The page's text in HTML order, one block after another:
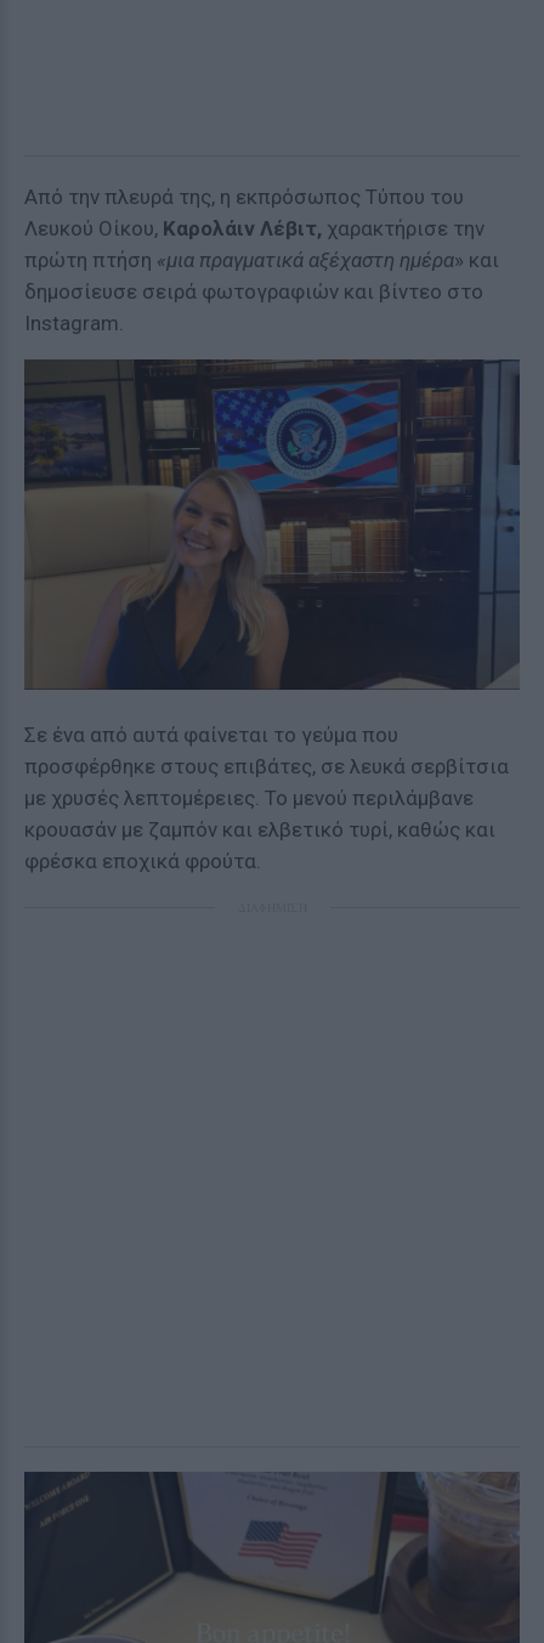
Από την πλευρά της, η εκπρόσωπος Τύπου του
Λευκού Οίκου, Καρολάιν Λέβιτ, χαρακτήρισε την
πρώτη πτήση «μια πραγματικά αξέχαστη ημέρα» και
δημοσίευσε σειρά φωτογραφιών και βίντεο στο
Instagram.
Σε ένα από αυτά φαίνεται το γεύμα που
προσφέρθηκε στους επιβάτες, σε λευκά σερβίτσια
με χρυσές λεπτομέρειες. Το μενού περιλάμβανε
κρουασάν με ζαμπόν και ελβετικό τυρί, καθώς και
φρέσκα εποχικά φρούτα.